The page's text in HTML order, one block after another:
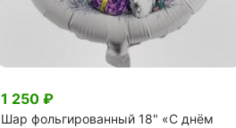
1 250 ₽
Шар фольгированный 18" «С днём